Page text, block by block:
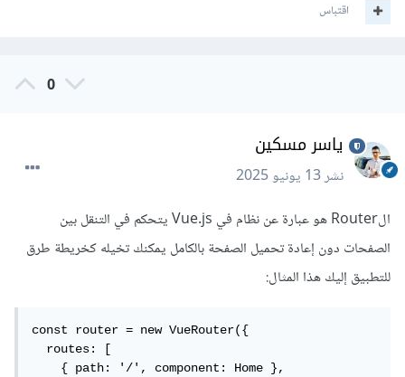
اقتباس
0
ياسر مسكين
نشر13 يونيو 2025
الRouter هو عبارة عن نظام في Vue.js يتحكم في التنقل بين
الصفحات دون إعادة تحميل الصفحة بالكامل يمكنك تخيله كخريطة طرق
للتطبيق إليك هذا المثال:
const router = new VueRouter({
  routes: [
    { path: '/', component: Home },